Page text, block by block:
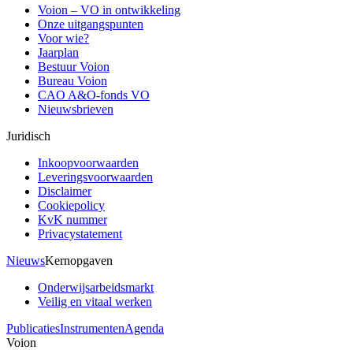
Voion – VO in ontwikkeling
Onze uitgangspunten
Voor wie?
Jaarplan
Bestuur Voion
Bureau Voion
CAO A&O-fonds VO
Nieuwsbrieven
Juridisch
Inkoopvoorwaarden
Leveringsvoorwaarden
Disclaimer
Cookiepolicy
KvK nummer
Privacystatement
NieuwsKernopgaven
Onderwijsarbeidsmarkt
Veilig en vitaal werken
PublicatiesInstrumentenAgenda
Voion